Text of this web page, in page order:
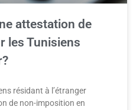
attestation de
les Tunisiens
résidant à l’étranger
de non-imposition en